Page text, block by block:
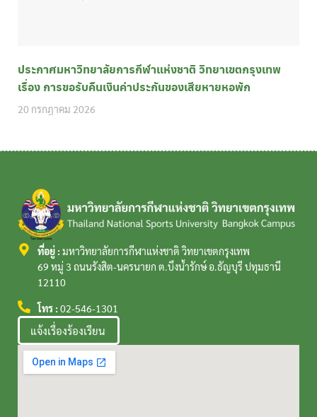
ประกาศมหาวิทยาลัยการกีฬาแห่งชาติ วิทยาเขตกรุงเทพ
เรื่อง การขอรับคืนเงินค่าประกันของเสียหายหอพัก
20 กรกฎาคม 2026
ที่อยู่ : มหาวิทยาลัยการกีฬาแห่งชาติ วิทยาเขตกรุงเทพ
69 หมู่ 3 ถนนรังสิต-นครนายก ต.บึงน้ำรักษ์ อ.ธัญบุรี ปทุมธานี
12110
โทร : 02-546-1301
แจ้งเรื่องร้องเรียน